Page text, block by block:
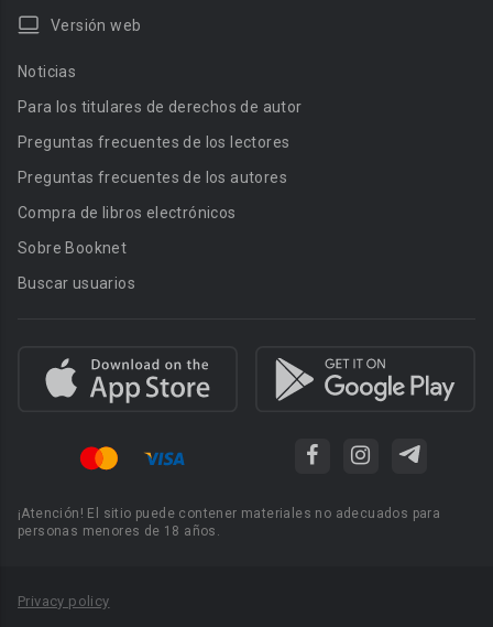
Versión web
Noticias
Para los titulares de derechos de autor
Preguntas frecuentes de los lectores
Preguntas frecuentes de los autores
Compra de libros electrónicos
Sobre Booknet
Buscar usuarios
¡Atención! El sitio puede contener materiales no adecuados para
personas menores de 18 años.
Privacy policy